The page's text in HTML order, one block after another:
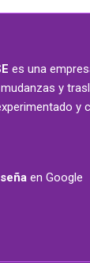
es una
y
y
en Google